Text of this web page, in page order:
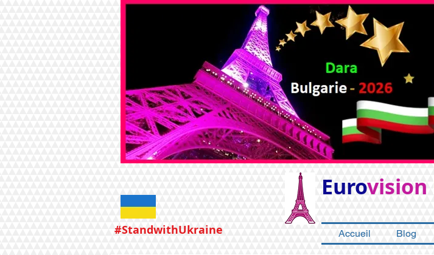
#StandwithUkraine
Eurovision
Accueil Blog